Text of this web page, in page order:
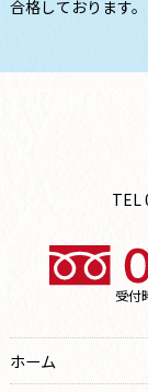
合格しております。
TEL
受付
ホーム